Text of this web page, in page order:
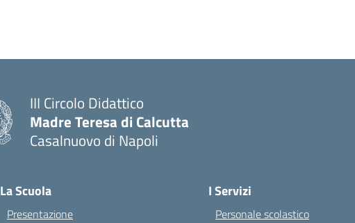
III Circolo Didattico
Madre Teresa di Calcutta
Casalnuovo di Napoli
La Scuola
Presentazione
I Servizi
Personale scolastico